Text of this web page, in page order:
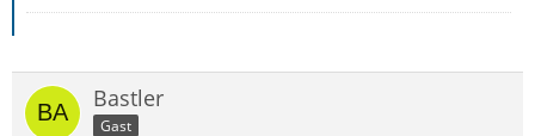
Bastler
Gast